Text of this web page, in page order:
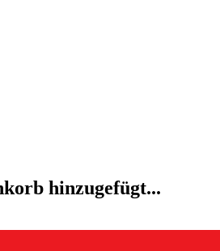
hinzugefügt...